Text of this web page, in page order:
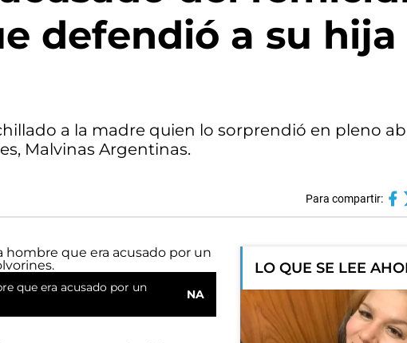
defendió a su hija
a la madre quien lo sorprendió en pleno
Malvinas Argentinas.
Para compartir:
que era acusado por un
NA
LO QUE SE LEE